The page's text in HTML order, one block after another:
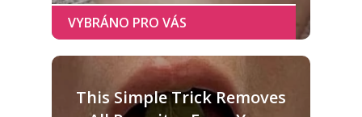
This Simple Trick Removes